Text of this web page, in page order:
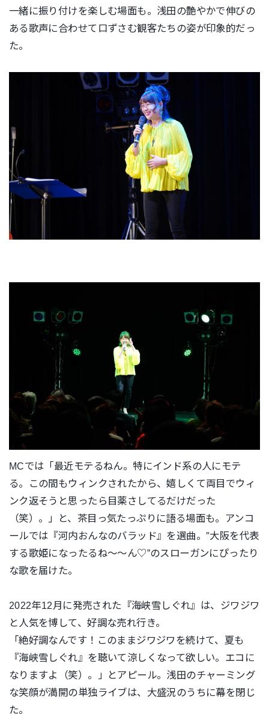
一緒に振り付けを楽しむ場面も。浅田の艶やかで伸びの
ある歌声に合わせて口ずさむ観客たちの姿が印象的だっ
た。
MCでは「最近モテるねん。特にインド系の人にモテ
る。この間もウィンクされたから、嬉しくて両目でウィ
ンク返そうと思ったら目 薬さしてるだけだった
（笑）。」と、 茶目っ気たっぷりに語る場面も。アンコ
ールでは『河内おんなのバラッド』を選曲。″大阪を代表
する歌姫になったるね〜〜ん♡”のスローガンにぴったり
な歌を届けた。
2022年12月に発売された『海峡雪しぐれ』は、ジワジワ
と人 気を博して、好調な売れ行き。
「絶好調なんです！このままジワジワを続けて、夏も
『海峡雪しぐれ』を聴いて涼しくなって欲しい。エコに
なりますよ（笑）。」
とアピール。浅田のチャーミング
な笑顔が満開の単独ライブは、大盛況のうちに幕を閉じ
た。